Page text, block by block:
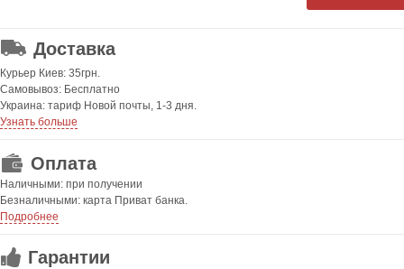
Доставка
Курьер Киев: 35грн.
Самовывоз: Бесплатно
Украина: тариф Новой почты, 1-3 дня.
Узнать больше
Оплата
Наличными: при получении
Безналичными: карта Приват банка.
Подробнее
Гарантии